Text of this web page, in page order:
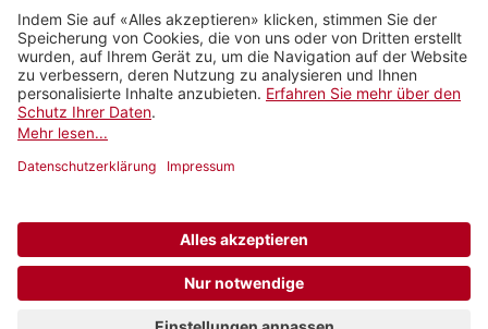
2010
Rock
2 Always On My Mind
Peter Finc
2010 Folk/Country, Folk
more_horiz